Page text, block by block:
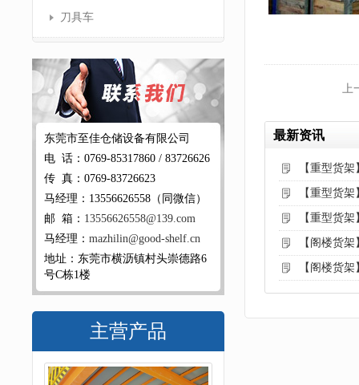
刀具车
东莞市至佳仓储设备有限公司
电 话：0769-85317860 / 83726626
传 真：0769-83726623
马经理：13556626558（同微信）
邮 箱： 13556626558@139.com
马经理： mazhilin@good-shelf.cn
地址：东莞市横沥镇村头崇德路6
号C栋1楼
主营产品
上
最新资讯
【重型货
【重型货
【重型货
【阁楼货
【阁楼货